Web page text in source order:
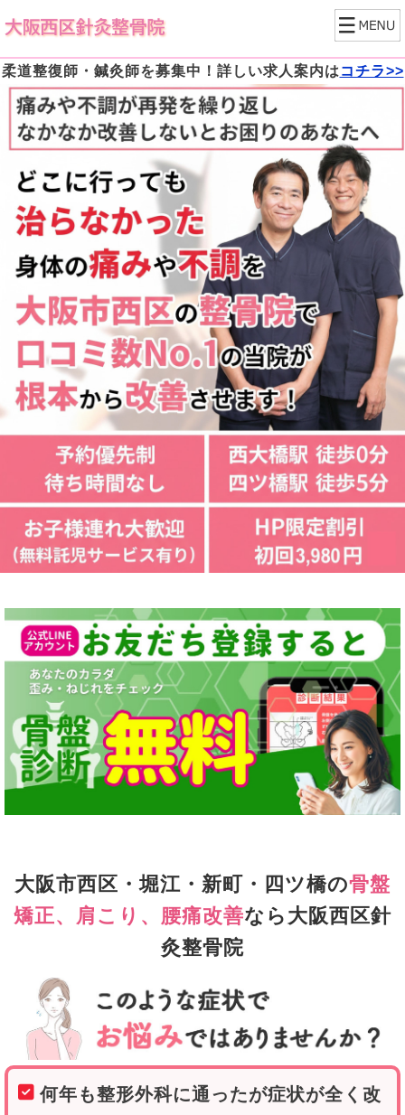
柔道整復師・鍼灸師を募集中！詳しい求人案内は コチラ>>
大阪市西区・堀江・新町・四ツ橋の骨盤
矯正、肩こり、腰痛改善なら 大阪西区針
灸整骨院
何年も整形外科に通ったが症状が全く改